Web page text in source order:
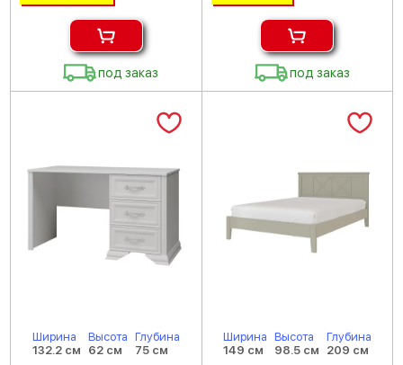
под заказ под заказ
Ширина
132.2 см
Высота
62 см
Глубина
75 см
Ширина
149 см
Высота
98.5 см
Глубина
209 см